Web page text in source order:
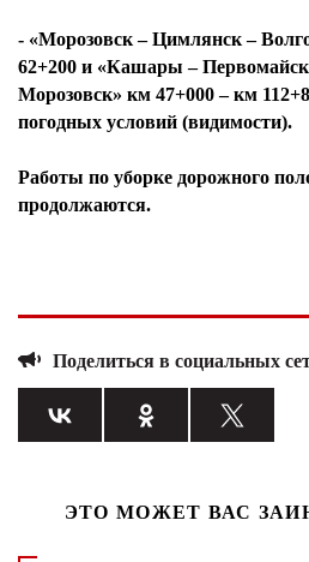
- «Морозовск – Цимлянск –
62+200 и «Кашары –
Морозовск» км 47+000 – км
погодных условий (видимости).
Работы по уборке дорожного
продолжаются.
Поделиться в социальных
ЭТО МОЖЕТ ВАС